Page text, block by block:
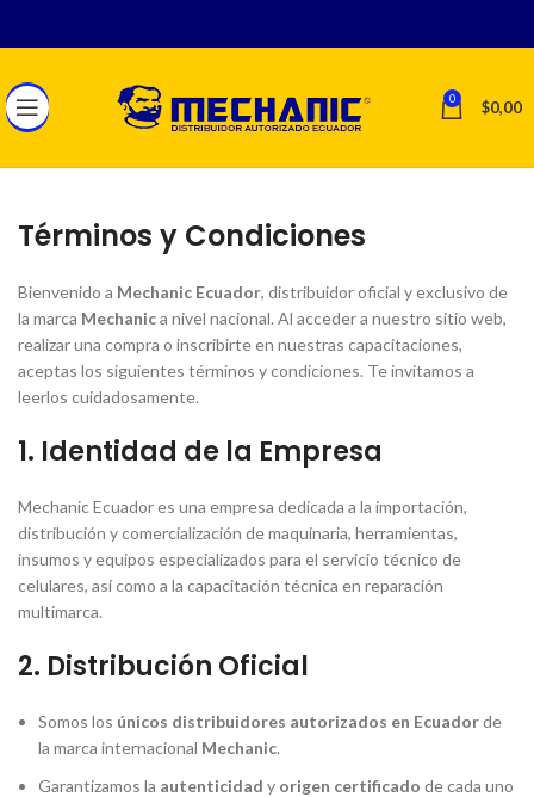
0 $0,00
Términos y Condiciones
Bienvenido a Mechanic Ecuador, distribuidor oficial y exclusivo de
la marca Mechanica nivel nacional. Al acceder a nuestro sitio web,
realizar una compra o inscribirte en nuestras capacitaciones,
aceptas los siguientes términos y condiciones. Te invitamos a
leerlos cuidadosamente.
1. Identidad de la Empresa
Mechanic Ecuador es una empresa dedicada a la importación,
distribución y comercialización de maquinaria, herramientas,
insumos y equipos especializados para el servicio técnico de
celulares, así como a la capacitación técnica en reparación
multimarca.
2. Distribución Oficial
Somos los únicos distribuidores autorizados en Ecuadorde
la marca internacional Mechanic.
Garantizamos la autenticidad y origen certificado de cada uno